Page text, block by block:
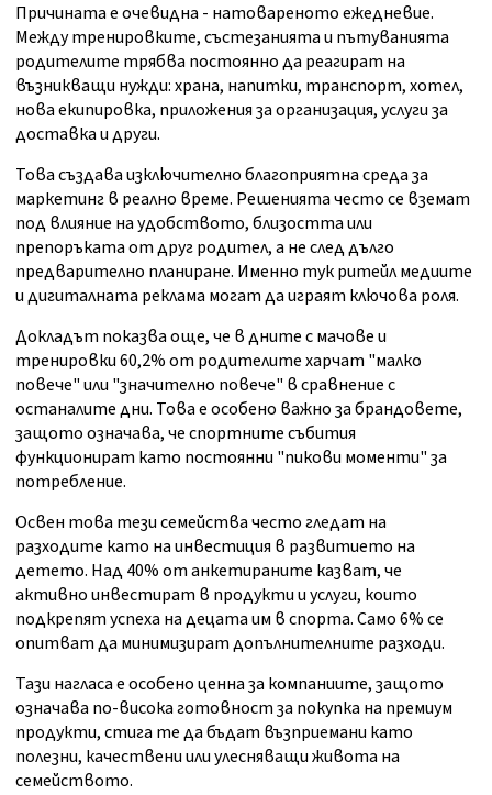
Причината е очевидна - натовареното ежедневие.
Между тренировките, състезанията и пътуванията
родителите трябва постоянно да реагират на
възникващи нужди: храна, напитки, транспорт, хотел,
нова екипировка, приложения за организация, услуги за
доставка и други.
Това създава изключително благоприятна среда за
маркетинг в реално време. Решенията често се вземат
под влияние на удобството, близостта или
препоръката от друг родител, а не след дълго
предварително планиране. Именно тук ритейл медиите
и дигиталната реклама могат да играят ключова роля.
Докладът показва още, че в дните с мачове и
тренировки 60,2% от родителите харчат "малко
повече" или "значително повече" в сравнение с
останалите дни. Това е особено важно за брандовете,
защото означава, че спортните събития
функционират като постоянни "пикови моменти" за
потребление.
Освен това тези семейства често гледат на
разходите като на инвестиция в развитието на
детето. Над 40% от анкетираните казват, че
активно инвестират в продукти и услуги, които
подкрепят успеха на децата им в спорта. Само 6% се
опитват да минимизират допълнителните разходи.
Тази нагласа е особено ценна за компаниите, защото
означава по-висока готовност за покупка на премиум
продукти, стига те да бъдат възприемани като
полезни, качествени или улесняващи живота на
семейството.